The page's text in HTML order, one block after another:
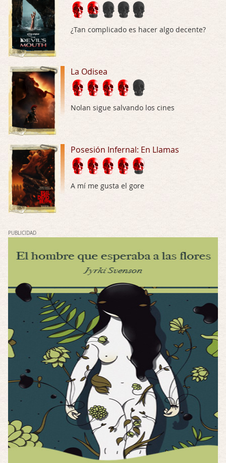
El señor de las moscas
Por: Luar
Dudaba en ver la serie, una serie de 4 cap …
Hungry
Por: Croc
Las 10 películas gore de Almas Oscuras
Por: JORDI CRUYFF
Possession
Por: Chupasangre
Mi opinión en su día. Su duracion me ha …
El eslabón podrido
Por: Luar
Por: FrancHis
Posesión Infernal: En Llamas
Por: FrancHis
Yo justo fui a verla ayer al cine y la ver …
Por encima de tu cadáver
Por: Luar
Interesante cuando avanza, le falta algo d …
Por encima de tu cadáver
Possession
Por: Luar
Se llama la posesión en castellano, está …
¿Tan complicado es hacer algo decente?
La Odisea
Nolan sigue salvando los cines
Posesión Infernal: En Llamas
A mí me gusta el gore
PUBLICIDAD